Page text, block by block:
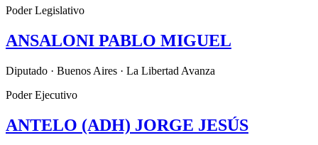
Poder Legislativo
ANSALONI PABLO MIGUEL
Diputado · Buenos Aires · La Libertad Avanza
Poder Ejecutivo
ANTELO (ADH) JORGE JESÚS